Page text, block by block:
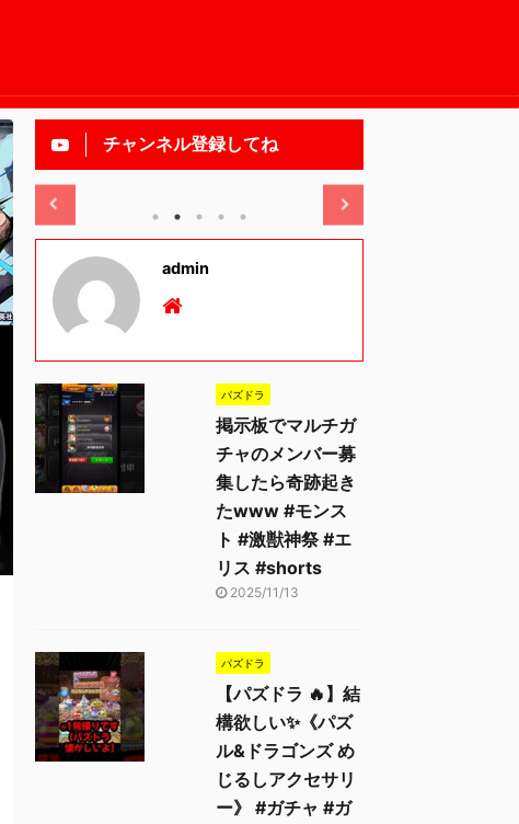
チャンネル登録してね
admin
パズドラ
掲示板でマルチガ
チャのメンバー募
集したら奇跡起き
たwww #モンス
ト #激獣神祭 #エ
リス #shorts
2025/11/13
パズドラ
【パズドラ 🔥】結
構欲しい✨《パズ
ル&ドラゴンズ め
じるしアクセサリ
ー》 #ガチャ #ガ